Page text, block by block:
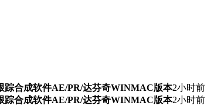
踪合成软件AE/PR/达芬奇WINMAC版本2小时前
踪合成软件AE/PR/达芬奇WINMAC版本2小时前